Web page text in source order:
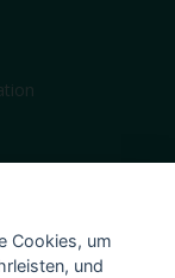
Cookies, um
und